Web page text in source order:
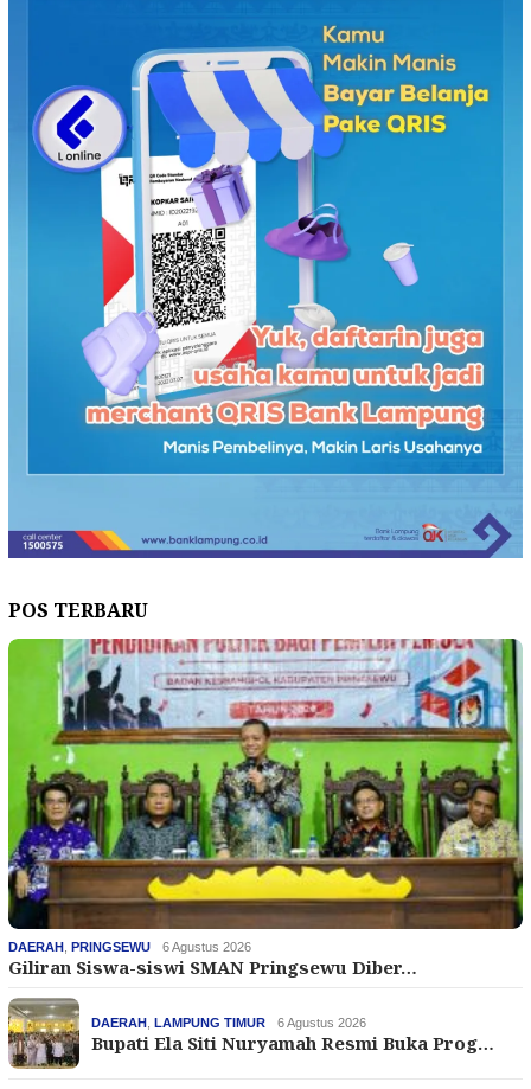
POS TERBARU
DAERAH , PRINGSEWU 6 Agustus 2026
Giliran Siswa-siswi SMAN Pringsewu Diber…
DAERAH , LAMPUNG TIMUR 6 Agustus 2026
Bupati Ela Siti Nuryamah Resmi Buka Prog…